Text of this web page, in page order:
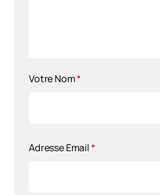
Votre Nom*
Adresse Email*